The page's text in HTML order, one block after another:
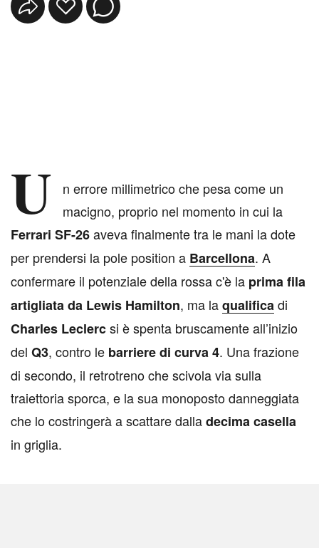
U
n errore millimetrico che pesa come un
macigno, proprio nel momento in cui la
Ferrari SF-26aveva finalmente tra le mani la dote
per prendersi la pole position a Barcellona. A
confermare il potenziale della rossa c'è la prima fila
artigliata da Lewis Hamilton, ma laqualificadi
Charles Leclercsi è spenta bruscamente all’inizio
del Q3, contro le barriere di curva 4. Una frazione
di secondo, il retrotreno che scivola via sulla
traiettoria sporca, e la sua monoposto danneggiata
che lo costringerà a scattare dalladecima casella
in griglia.